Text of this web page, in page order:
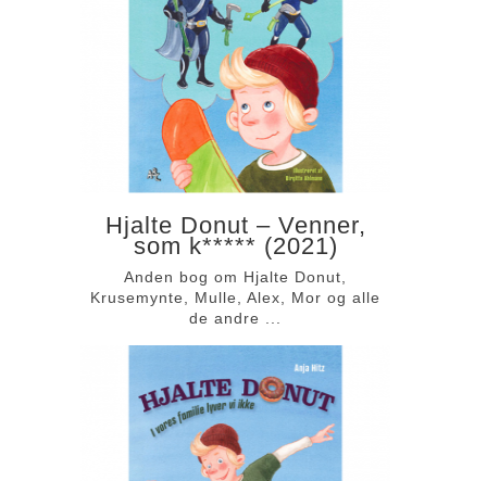
Hjalte Donut – Venner,
som k***** (2021)
Anden bog om Hjalte Donut,
Krusemynte, Mulle, Alex, Mor og alle
de andre ...